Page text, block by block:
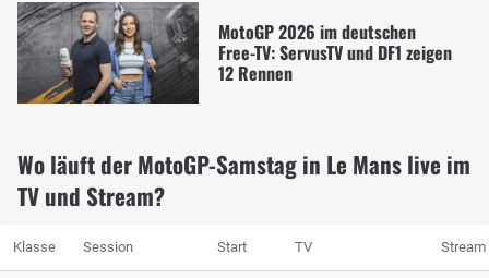
MotoGP 2026 im deutschen
Free-TV: ServusTV und DF1 zeigen
12 Rennen
Wo läuft der MotoGP-Samstag in Le Mans live im
TV und Stream?
Klasse Session Start TV Stream